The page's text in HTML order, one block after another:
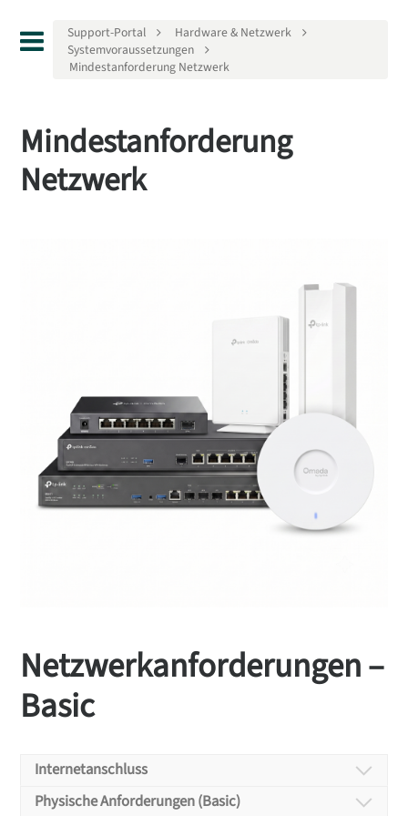
Support-Portal
Hardware & Netzwerk
Systemvoraussetzungen
Mindestanforderung Netzwerk
Mindestanforderung
Netzwerk
Netzwerkanforderungen –
Basic
Internetanschluss
Physische Anforderungen (Basic)